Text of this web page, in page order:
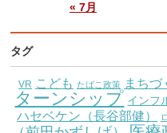
« 7月
タグ
VR こども たばこ政策 まちづ
ターンシップ インフ
ハセベケン（長谷部健）